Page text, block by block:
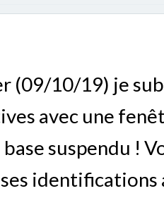
(09/10/19) je
avec une
base suspendu !
identifications